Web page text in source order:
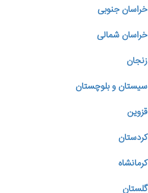
خراسان جنوبی
خراسان شمالی
زنجان
سیستان و بلوچستان
قزوین
کردستان
کرمانشاه
گلستان